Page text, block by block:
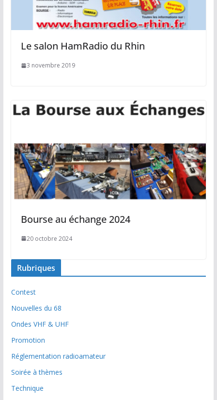
Le salon HamRadio du Rhin
3 novembre 2019
Bourse au échange 2024
20 octobre 2024
Rubriques
Contest
Nouvelles du 68
Ondes VHF & UHF
Promotion
Réglementation radioamateur
Soirée à thèmes
Technique